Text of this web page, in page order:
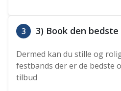
3 3) Book den bedste
Dermed kan du stille og
festbands der er de bedste
tilbud